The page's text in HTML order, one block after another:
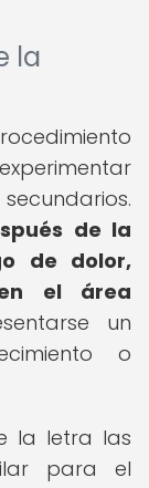
la
de la
de dolor,
el área
un
o
la letra las
para el